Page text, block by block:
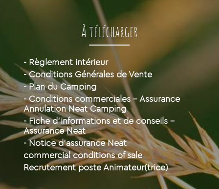
À télécharger
- Règlement intérieur
- Conditions Générales de Vente
- Plan du Camping
- Conditions commerciales - Assurance
Annulation Neat Camping
- Fiche d'informations et de conseils -
Assurance Neat
- Notice d'assurance Neat
commercial conditions of sale
Recrutement poste Animateur(trice)